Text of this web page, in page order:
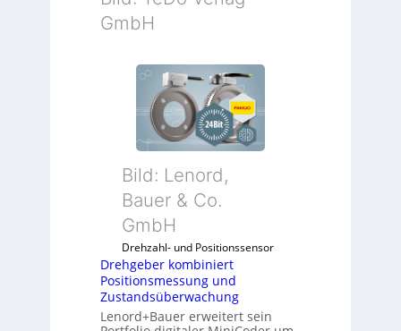
GmbH
Bild: Lenord,
Bauer & Co.
GmbH
Drehzahl- und Positionssensor
Drehgeber kombiniert
Positionsmessung und
Zustandsüberwachung
Lenord+Bauer erweitert sein